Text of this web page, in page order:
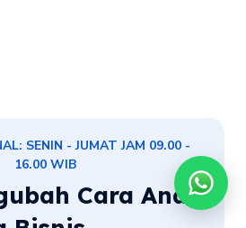
SENIN - JUMAT JAM 09.00 -
16.00 WIB
Cara Anda